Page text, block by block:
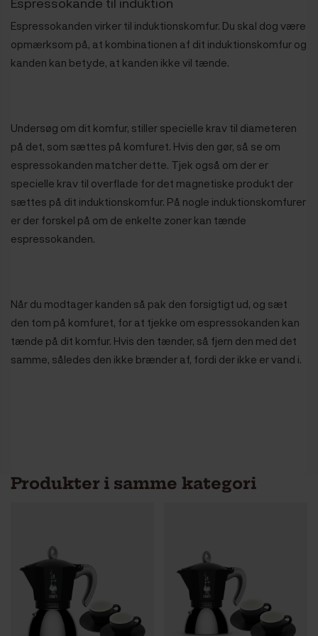
Espressokanden virker til induktionskomfur. Du skal dog være
opmærksom på, at kombinationen af dit induktionskomfur og
kanden kan betyde, at kanden ikke vil tænde.
Undersøg om dit komfur, stiller specielle krav til diameteren
på det, som sættes på komfuret. Hvis den gør, så se om
espressokanden matcher dette. Tjek også om der er
specielle krav til overflade for det magnetiske produkt der
sættes på dit induktionskomfur. På nogle induktionskomfurer
er der forskel på om de enkelte zoner kan tænde
espressokanden.
Når du modtager kanden så pak den forsigtigt ud, og sæt
den tom på komfuret, for at tjekke om espressokanden kan
tænde på dit komfur. Hvis den tænder, så fjern den med det
samme, således den ikke brænder af, fordi der ikke er vand i.
Produkter i samme kategori